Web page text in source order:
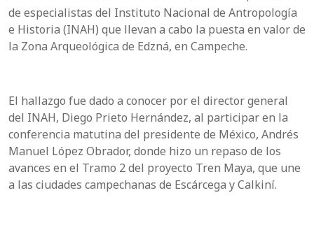
de especialistas del Instituto Nacional de Antropología
e Historia (INAH) que llevan a cabo la puesta en valor de
la Zona Arqueológica de Edzná, en Campeche.
El hallazgo fue dado a conocer por el director general
del INAH, Diego Prieto Hernández, al participar en la
conferencia matutina del presidente de México, Andrés
Manuel López Obrador, donde hizo un repaso de los
avances en el Tramo 2 del proyecto Tren Maya, que une
a las ciudades campechanas de Escárcega y Calkiní.